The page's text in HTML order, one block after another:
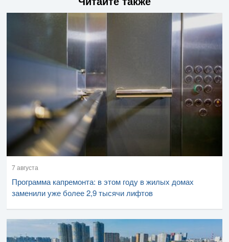
7 августа
Программа капремонта: в этом году в жилых домах
заменили уже более 2,9 тысячи лифтов